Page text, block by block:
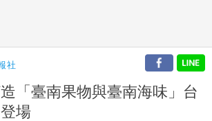
社
「臺南果物與臺南海味」台
場